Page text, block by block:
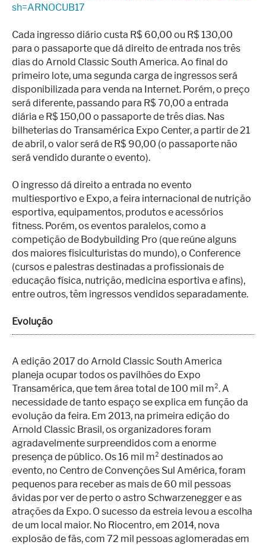
sh=ARNOCUB17
Cada ingresso diário custa R$ 60,00 ou R$ 130,00
para o passaporte que dá direito de entrada nos três
dias do Arnold Classic South America. Ao final do
primeiro lote, uma segunda carga de ingressos será
disponibilizada para venda na Internet. Porém, o preço
será diferente, passando para R$ 70,00 a entrada
diária e R$ 150,00 o passaporte de três dias. Nas
bilheterias do Transamérica Expo Center, a partir de 21
de abril, o valor será de R$ 90,00 (o passaporte não
será vendido durante o evento).
O ingresso dá direito a entrada no evento
multiesportivo e Expo, a feira internacional de nutrição
esportiva, equipamentos, produtos e acessórios
fitness. Porém, os eventos paralelos, como a
competição de Bodybuilding Pro (que reúne alguns
dos maiores fisiculturistas do mundo), o Conference
(cursos e palestras destinadas a profissionais de
educação física, nutrição, medicina esportiva e afins),
entre outros, têm ingressos vendidos separadamente.
Evolução
A edição 2017 do Arnold Classic South America
planeja ocupar todos os pavilhões do Expo
Transamérica, que tem área total de 100 mil m². A
necessidade de tanto espaço se explica em função da
evolução da feira. Em 2013, na primeira edição do
Arnold Classic Brasil, os organizadores foram
agradavelmente surpreendidos com a enorme
presença de público. Os 16 mil m² destinados ao
evento, no Centro de Convenções Sul América, foram
pequenos para receber as mais de 60 mil pessoas
ávidas por ver de perto o astro Schwarzenegger e as
atrações da Expo. O sucesso da estreia levou a escolha
de um local maior. No Riocentro, em 2014, nova
explosão de fãs, com 72 mil pessoas aglomeradas em